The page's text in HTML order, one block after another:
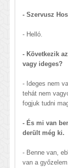
- Szervusz
- Helló.
- Következik
vagy ideges?
- Ideges nem
tehát nem
fogjuk tudni
- És mi van
derült még ki.
- Benne van,
van a